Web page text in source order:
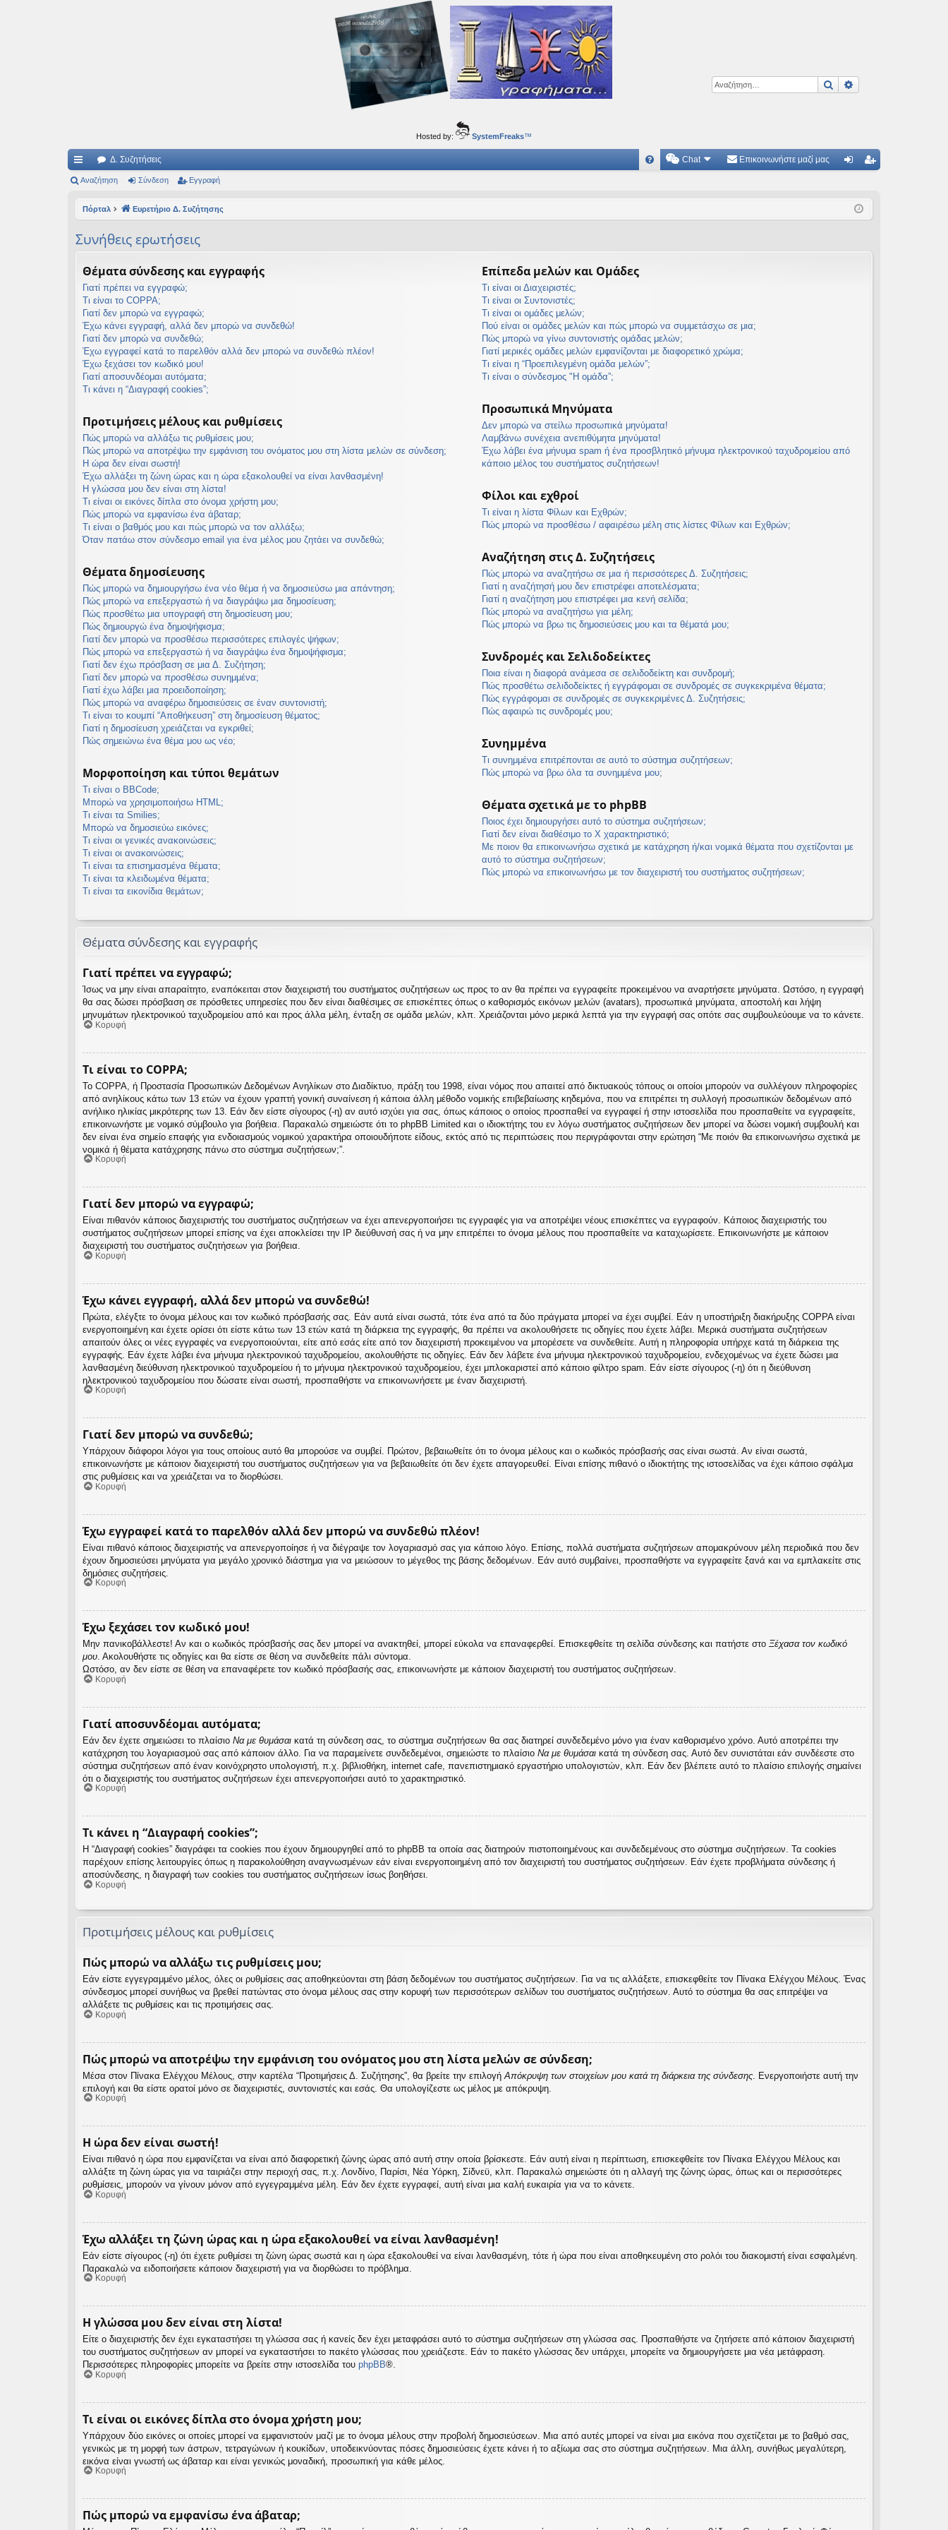
Αναζήτηση
Αυτός ο τόπος φιλοδοξεί να ανοίγει μονοπάτια για τα συναρπαστικά και όμορφα ταξίδια του νού...
Hosted by: SystemFreaks™
Γ
ρή
ς
Δ. Συζητήσεις Chat Επικοινωνήστε μαζί μας
ρα
Αναζήτηση Σύνδεση Εγγραφή
Πόρταλ Ευρετήριο Δ. Συζήτησης
Συνήθεις ερωτήσεις
Θέματα σύνδεσης και εγγραφής
Γιατί πρέπει να εγγραφώ;
Τι είναι το COPPA;
Γιατί δεν μπορώ να εγγραφώ;
Έχω κάνει εγγραφή, αλλά δεν μπορώ να συνδεθώ!
Γιατί δεν μπορώ να συνδεθώ;
Έχω εγγραφεί κατά το παρελθόν αλλά δεν μπορώ να συνδεθώ πλέον!
Έχω ξεχάσει τον κωδικό μου!
Γιατί αποσυνδέομαι αυτόματα;
Τι κάνει η “Διαγραφή cookies”;
Προτιμήσεις μέλους και ρυθμίσεις
Πώς μπορώ να αλλάξω τις ρυθμίσεις μου;
Πώς μπορώ να αποτρέψω την εμφάνιση του ονόματος μου στη λίστα μελών σε σύνδεση;
Η ώρα δεν είναι σωστή!
Έχω αλλάξει τη ζώνη ώρας και η ώρα εξακολουθεί να είναι λανθασμένη!
Η γλώσσα μου δεν είναι στη λίστα!
Τι είναι οι εικόνες δίπλα στο όνομα χρήστη μου;
Πώς μπορώ να εμφανίσω ένα άβαταρ;
Τι είναι ο βαθμός μου και πώς μπορώ να τον αλλάξω;
Όταν πατάω στον σύνδεσμο email για ένα μέλος μου ζητάει να συνδεθώ;
Θέματα δημοσίευσης
Πώς μπορώ να δημιουργήσω ένα νέο θέμα ή να δημοσιεύσω μια απάντηση;
Πώς μπορώ να επεξεργαστώ ή να διαγράψω μια δημοσίευση;
Πώς προσθέτω μια υπογραφή στη δημοσίευση μου;
Πώς δημιουργώ ένα δημοψήφισμα;
Γιατί δεν μπορώ να προσθέσω περισσότερες επιλογές ψήφων;
Πώς μπορώ να επεξεργαστώ ή να διαγράψω ένα δημοψήφισμα;
Γιατί δεν έχω πρόσβαση σε μια Δ. Συζήτηση;
Γιατί δεν μπορώ να προσθέσω συνημμένα;
Γιατί έχω λάβει μια προειδοποίηση;
Πώς μπορώ να αναφέρω δημοσιεύσεις σε έναν συντονιστή;
Τι είναι το κουμπί “Αποθήκευση” στη δημοσίευση θέματος;
Γιατί η δημοσίευση χρειάζεται να εγκριθεί;
Πώς σημειώνω ένα θέμα μου ως νέο;
Μορφοποίηση και τύποι θεμάτων
Τι είναι ο BBCode;
Μπορώ να χρησιμοποιήσω HTML;
Τι είναι τα Smilies;
Μπορώ να δημοσιεύω εικόνες;
Τι είναι οι γενικές ανακοινώσεις;
Τι είναι οι ανακοινώσεις;
Τι είναι τα επισημασμένα θέματα;
Τι είναι τα κλειδωμένα θέματα;
Τι είναι τα εικονίδια θεμάτων;
Επίπεδα μελών και Ομάδες
Τι είναι οι Διαχειριστές;
Τι είναι οι Συντονιστές;
Τι είναι οι ομάδες μελών;
Πού είναι οι ομάδες μελών και πώς μπορώ να συμμετάσχω σε μια;
Πώς μπορώ να γίνω συντονιστής ομάδας μελών;
Γιατί μερικές ομάδες μελών εμφανίζονται με διαφορετικό χρώμα;
Τι είναι η “Προεπιλεγμένη ομάδα μελών”;
Τι είναι ο σύνδεσμος "Η ομάδα”;
Προσωπικά Μηνύματα
Δεν μπορώ να στείλω προσωπικά μηνύματα!
Λαμβάνω συνέχεια ανεπιθύμητα μηνύματα!
Έχω λάβει ένα μήνυμα spam ή ένα προσβλητικό μήνυμα ηλεκτρονικού ταχυδρομείου από
κάποιο μέλος του συστήματος συζητήσεων!
Φίλοι και εχθροί
Τι είναι η λίστα Φίλων και Εχθρών;
Πώς μπορώ να προσθέσω / αφαιρέσω μέλη στις λίστες Φίλων και Εχθρών;
Αναζήτηση στις Δ. Συζητήσεις
Πώς μπορώ να αναζητήσω σε μια ή περισσότερες Δ. Συζητήσεις;
Γιατί η αναζήτησή μου δεν επιστρέφει αποτελέσματα;
Γιατί η αναζήτηση μου επιστρέφει μια κενή σελίδα;
Πώς μπορώ να αναζητήσω για μέλη;
Πώς μπορώ να βρω τις δημοσιεύσεις μου και τα θέματά μου;
Συνδρομές και Σελιδοδείκτες
Ποια είναι η διαφορά ανάμεσα σε σελιδοδείκτη και συνδρομή;
Πώς προσθέτω σελιδοδείκτες ή εγγράφομαι σε συνδρομές σε συγκεκριμένα θέματα;
Πώς εγγράφομαι σε συνδρομές σε συγκεκριμένες Δ. Συζητήσεις;
Πώς αφαιρώ τις συνδρομές μου;
Συνημμένα
Τι συνημμένα επιτρέπονται σε αυτό το σύστημα συζητήσεων;
Πώς μπορώ να βρω όλα τα συνημμένα μου;
Θέματα σχετικά με το phpBB
Ποιος έχει δημιουργήσει αυτό το σύστημα συζητήσεων;
Γιατί δεν είναι διαθέσιμο το Χ χαρακτηριστικό;
Με ποιον θα επικοινωνήσω σχετικά με κατάχρηση ή/και νομικά θέματα που σχετίζονται με
αυτό το σύστημα συζητήσεων;
Πώς μπορώ να επικοινωνήσω με τον διαχειριστή του συστήματος συζητήσεων;
Θέματα σύνδεσης και εγγραφής
Γιατί πρέπει να εγγραφώ;
Ίσως να μην είναι απαραίτητο, εναπόκειται στον διαχειριστή του συστήματος συζητήσεων ως προς το αν θα πρέπει να εγγραφείτε προκειμένου να αναρτήσετε μηνύματα. Ωστόσο, η εγγραφή
θα σας δώσει πρόσβαση σε πρόσθετες υπηρεσίες που δεν είναι διαθέσιμες σε επισκέπτες όπως ο καθορισμός εικόνων μελών (avatars), προσωπικά μηνύματα, αποστολή και λήψη
μηνυμάτων ηλεκτρονικού ταχυδρομείου από και προς άλλα μέλη, ένταξη σε ομάδα μελών, κλπ. Χρειάζονται μόνο μερικά λεπτά για την εγγραφή σας οπότε σας συμβουλεύουμε να το κάνετε.
Κορυφή
Τι είναι το COPPA;
Το COPPA, ή Προστασία Προσωπικών Δεδομένων Ανηλίκων στο Διαδίκτυο, πράξη του 1998, είναι νόμος που απαιτεί από δικτυακούς τόπους οι οποίοι μπορούν να συλλέγουν πληροφορίες
από ανηλίκους κάτω των 13 ετών να έχουν γραπτή γονική συναίνεση ή κάποια άλλη μέθοδο νομικής επιβεβαίωσης κηδεμόνα, που να επιτρέπει τη συλλογή προσωπικών δεδομένων από
ανήλικο ηλικίας μικρότερης των 13. Εάν δεν είστε σίγουρος (-η) αν αυτό ισχύει για σας, όπως κάποιος ο οποίος προσπαθεί να εγγραφεί ή στην ιστοσελίδα που προσπαθείτε να εγγραφείτε,
επικοινωνήστε με νομικό σύμβουλο για βοήθεια. Παρακαλώ σημειώστε ότι το phpBB Limited και ο ιδιοκτήτης του εν λόγω συστήματος συζητήσεων δεν μπορεί να δώσει νομική συμβουλή και
δεν είναι ένα σημείο επαφής για ενδοιασμούς νομικού χαρακτήρα οποιουδήποτε είδους, εκτός από τις περιπτώσεις που περιγράφονται στην ερώτηση “Με ποιόν θα επικοινωνήσω σχετικά με
νομικά ή θέματα κατάχρησης πάνω στο σύστημα συζητήσεων;”.
Κορυφή
Γιατί δεν μπορώ να εγγραφώ;
Είναι πιθανόν κάποιος διαχειριστής του συστήματος συζητήσεων να έχει απενεργοποιήσει τις εγγραφές για να αποτρέψει νέους επισκέπτες να εγγραφούν. Κάποιος διαχειριστής του
συστήματος συζητήσεων μπορεί επίσης να έχει αποκλείσει την IP διεύθυνσή σας ή να μην επιτρέπει το όνομα μέλους που προσπαθείτε να καταχωρίσετε. Επικοινωνήστε με κάποιον
διαχειριστή του συστήματος συζητήσεων για βοήθεια.
Κορυφή
Έχω κάνει εγγραφή, αλλά δεν μπορώ να συνδεθώ!
Πρώτα, ελέγξτε το όνομα μέλους και τον κωδικό πρόσβασής σας. Εάν αυτά είναι σωστά, τότε ένα από τα δύο πράγματα μπορεί να έχει συμβεί. Εάν η υποστήριξη διακήρυξης COPPA είναι
ενεργοποιημένη και έχετε ορίσει ότι είστε κάτω των 13 ετών κατά τη διάρκεια της εγγραφής, θα πρέπει να ακολουθήσετε τις οδηγίες που έχετε λάβει. Μερικά συστήματα συζητήσεων
απαιτούν όλες οι νέες εγγραφές να ενεργοποιούνται, είτε από εσάς είτε από τον διαχειριστή προκειμένου να μπορέσετε να συνδεθείτε. Αυτή η πληροφορία υπήρχε κατά τη διάρκεια της
εγγραφής. Εάν έχετε λάβει ένα μήνυμα ηλεκτρονικού ταχυδρομείου, ακολουθήστε τις οδηγίες. Εάν δεν λάβετε ένα μήνυμα ηλεκτρονικού ταχυδρομείου, ενδεχομένως να έχετε δώσει μια
λανθασμένη διεύθυνση ηλεκτρονικού ταχυδρομείου ή το μήνυμα ηλεκτρονικού ταχυδρομείου, έχει μπλοκαριστεί από κάποιο φίλτρο spam. Εάν είστε σίγουρος (-η) ότι η διεύθυνση
ηλεκτρονικού ταχυδρομείου που δώσατε είναι σωστή, προσπαθήστε να επικοινωνήσετε με έναν διαχειριστή.
Κορυφή
Γιατί δεν μπορώ να συνδεθώ;
Υπάρχουν διάφοροι λόγοι για τους οποίους αυτό θα μπορούσε να συμβεί. Πρώτον, βεβαιωθείτε ότι το όνομα μέλους και ο κωδικός πρόσβασής σας είναι σωστά. Αν είναι σωστά,
επικοινωνήστε με κάποιον διαχειριστή του συστήματος συζητήσεων για να βεβαιωθείτε ότι δεν έχετε απαγορευθεί. Είναι επίσης πιθανό ο ιδιοκτήτης της ιστοσελίδας να έχει κάποιο σφάλμα
στις ρυθμίσεις και να χρειάζεται να το διορθώσει.
Κορυφή
Έχω εγγραφεί κατά το παρελθόν αλλά δεν μπορώ να συνδεθώ πλέον!
Είναι πιθανό κάποιος διαχειριστής να απενεργοποίησε ή να διέγραψε τον λογαριασμό σας για κάποιο λόγο. Επίσης, πολλά συστήματα συζητήσεων απομακρύνουν μέλη περιοδικά που δεν
έχουν δημοσιεύσει μηνύματα για μεγάλο χρονικό διάστημα για να μειώσουν το μέγεθος της βάσης δεδομένων. Εάν αυτό συμβαίνει, προσπαθήστε να εγγραφείτε ξανά και να εμπλακείτε στις
δημόσιες συζητήσεις.
Κορυφή
Έχω ξεχάσει τον κωδικό μου!
Μην πανικοβάλλεστε! Αν και ο κωδικός πρόσβασής σας δεν μπορεί να ανακτηθεί, μπορεί εύκολα να επαναφερθεί. Επισκεφθείτε τη σελίδα σύνδεσης και πατήστε στο Ξέχασα τον κωδικό
μου. Ακολουθήστε τις οδηγίες και θα είστε σε θέση να συνδεθείτε πάλι σύντομα.
Ωστόσο, αν δεν είστε σε θέση να επαναφέρετε τον κωδικό πρόσβασής σας, επικοινωνήστε με κάποιον διαχειριστή του συστήματος συζητήσεων.
Κορυφή
Γιατί αποσυνδέομαι αυτόματα;
Εάν δεν έχετε σημειώσει το πλαίσιο Να με θυμάσαι κατά τη σύνδεση σας, το σύστημα συζητήσεων θα σας διατηρεί συνδεδεμένο μόνο για έναν καθορισμένο χρόνο. Αυτό αποτρέπει την
κατάχρηση του λογαριασμού σας από κάποιον άλλο. Για να παραμείνετε συνδεδεμένοι, σημειώστε το πλαίσιο Να με θυμάσαι κατά τη σύνδεση σας. Αυτό δεν συνιστάται εάν συνδέεστε στο
σύστημα συζητήσεων από έναν κοινόχρηστο υπολογιστή, π.χ. βιβλιοθήκη, internet cafe, πανεπιστημιακό εργαστήριο υπολογιστών, κλπ. Εάν δεν βλέπετε αυτό το πλαίσιο επιλογής σημαίνει
ότι ο διαχειριστής του συστήματος συζητήσεων έχει απενεργοποιήσει αυτό το χαρακτηριστικό.
Κορυφή
Τι κάνει η “Διαγραφή cookies”;
Η “Διαγραφή cookies” διαγράφει τα cookies που έχουν δημιουργηθεί από το phpBB τα οποία σας διατηρούν πιστοποιημένους και συνδεδεμένους στο σύστημα συζητήσεων. Τα cookies
παρέχουν επίσης λειτουργίες όπως η παρακολούθηση αναγνωσμένων εάν είναι ενεργοποιημένη από τον διαχειριστή του συστήματος συζητήσεων. Εάν έχετε προβλήματα σύνδεσης ή
αποσύνδεσης, η διαγραφή των cookies του συστήματος συζητήσεων ίσως βοηθήσει.
Κορυφή
Προτιμήσεις μέλους και ρυθμίσεις
Πώς μπορώ να αλλάξω τις ρυθμίσεις μου;
Εάν είστε εγγεγραμμένο μέλος, όλες οι ρυθμίσεις σας αποθηκεύονται στη βάση δεδομένων του συστήματος συζητήσεων. Για να τις αλλάξετε, επισκεφθείτε τον Πίνακα Ελέγχου Μέλους. Ένας
σύνδεσμος μπορεί συνήθως να βρεθεί πατώντας στο όνομα μέλους σας στην κορυφή των περισσότερων σελίδων του συστήματος συζητήσεων. Αυτό το σύστημα θα σας επιτρέψει να
αλλάξετε τις ρυθμίσεις και τις προτιμήσεις σας.
Κορυφή
Πώς μπορώ να αποτρέψω την εμφάνιση του ονόματος μου στη λίστα μελών σε σύνδεση;
Μέσα στον Πίνακα Ελέγχου Μέλους, στην καρτέλα “Προτιμήσεις Δ. Συζήτησης”, θα βρείτε την επιλογή Απόκρυψη των στοιχείων μου κατά τη διάρκεια της σύνδεσης . Ενεργοποιήστε αυτή την
επιλογή και θα είστε ορατοί μόνο σε διαχειριστές, συντονιστές και εσάς. Θα υπολογίζεστε ως μέλος με απόκρυψη.
Κορυφή
Η ώρα δεν είναι σωστή!
Είναι πιθανό η ώρα που εμφανίζεται να είναι από διαφορετική ζώνης ώρας από αυτή στην οποία βρίσκεστε. Εάν αυτή είναι η περίπτωση, επισκεφθείτε τον Πίνακα Ελέγχου Μέλους και
αλλάξτε τη ζώνη ώρας για να ταιριάζει στην περιοχή σας, π.χ. Λονδίνο, Παρίσι, Νέα Υόρκη, Σίδνεϋ, κλπ. Παρακαλώ σημειώστε ότι η αλλαγή της ζώνης ώρας, όπως και οι περισσότερες
ρυθμίσεις, μπορούν να γίνουν μόνον από εγγεγραμμένα μέλη. Εάν δεν έχετε εγγραφεί, αυτή είναι μια καλή ευκαιρία για να το κάνετε.
Κορυφή
Έχω αλλάξει τη ζώνη ώρας και η ώρα εξακολουθεί να είναι λανθασμένη!
Εάν είστε σίγουρος (-η) ότι έχετε ρυθμίσει τη ζώνη ώρας σωστά και η ώρα εξακολουθεί να είναι λανθασμένη, τότε ή ώρα που είναι αποθηκευμένη στο ρολόι του διακομιστή είναι εσφαλμένη.
Παρακαλώ να ειδοποιήσετε κάποιον διαχειριστή για να διορθώσει το πρόβλημα.
Κορυφή
Η γλώσσα μου δεν είναι στη λίστα!
Είτε ο διαχειριστής δεν έχει εγκαταστήσει τη γλώσσα σας ή κανείς δεν έχει μεταφράσει αυτό το σύστημα συζητήσεων στη γλώσσα σας. Προσπαθήστε να ζητήσετε από κάποιον διαχειριστή
του συστήματος συζητήσεων αν μπορεί να εγκαταστήσει το πακέτο γλώσσας που χρειάζεστε. Εάν το πακέτο γλώσσας δεν υπάρχει, μπορείτε να δημιουργήσετε μια νέα μετάφραση.
Περισσότερες πληροφορίες μπορείτε να βρείτε στην ιστοσελίδα του phpBB®.
Κορυφή
Τι είναι οι εικόνες δίπλα στο όνομα χρήστη μου;
Υπάρχουν δύο εικόνες οι οποίες μπορεί να εμφανιστούν μαζί με το όνομα μέλους στην προβολή δημοσιεύσεων. Μια από αυτές μπορεί να είναι μια εικόνα που σχετίζεται με το βαθμό σας,
γενικώς με τη μορφή των άστρων, τετραγώνων ή κουκίδων, υποδεικνύοντας πόσες δημοσιεύσεις έχετε κάνει ή το αξίωμα σας στο σύστημα συζητήσεων. Μια άλλη, συνήθως μεγαλύτερη,
εικόνα είναι γνωστή ως άβαταρ και είναι γενικώς μοναδική, προσωπική για κάθε μέλος.
Κορυφή
Πώς μπορώ να εμφανίσω ένα άβαταρ;